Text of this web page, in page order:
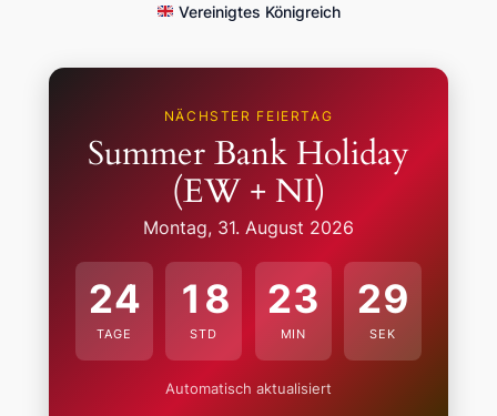
Vereinigtes Königreich
NÄCHSTER FEIERTAG
Summer Bank Holiday
(EW + NI)
Montag, 31. August 2026
24
TAGE
18
STD
23
MIN
28
SEK
Automatisch aktualisiert